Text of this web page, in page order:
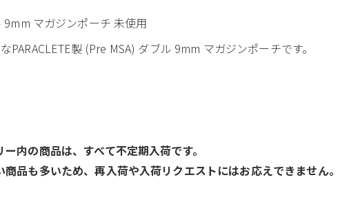
9mm マガジンポーチ 未使用
PARACLETE製 (Pre MSA) ダブル 9mm マガジンポーチです。
内の商品は、すべて不定期入荷です。
品も多いため、再入荷や入荷リクエストにはお応えできません。